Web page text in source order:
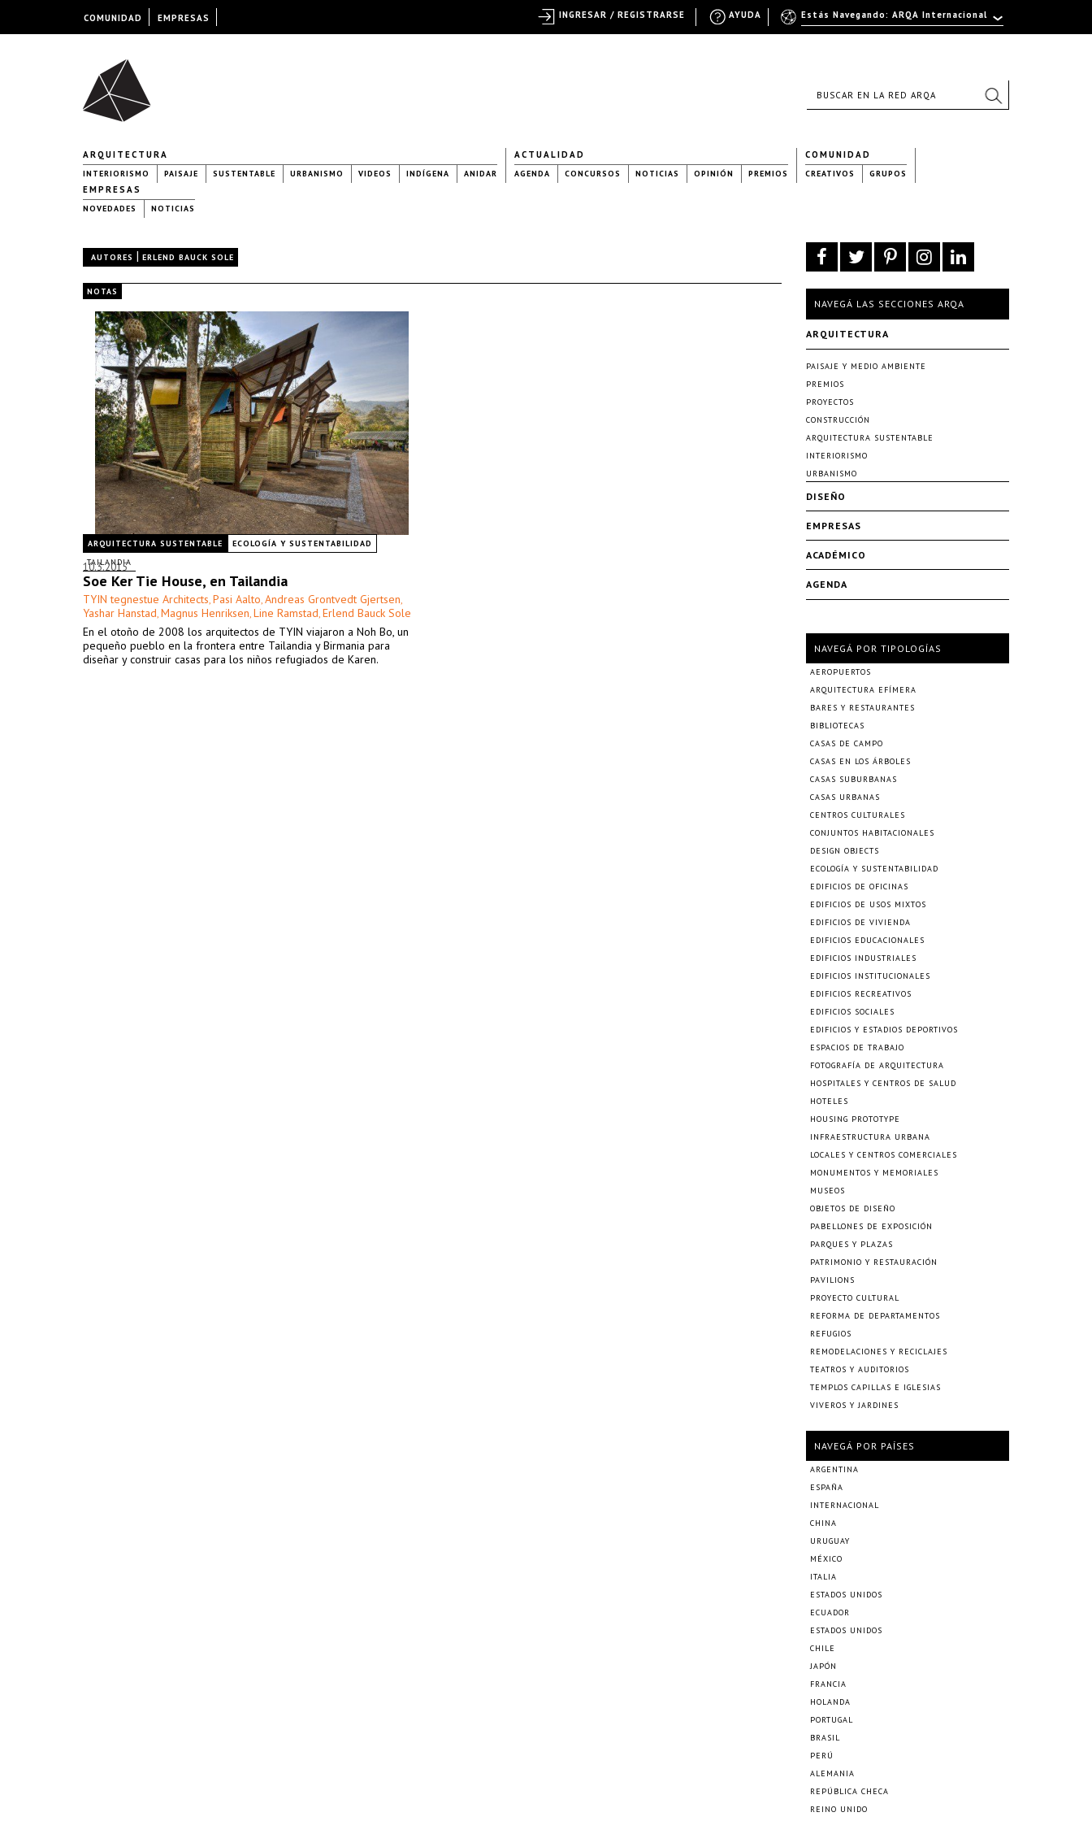
ARQUITECTURA
INTERIORISMO PAISAJE SUSTENTABLE URBANISMO VIDEOS INDÍGENA ANIDAR
ACTUALIDAD
AGENDA CONCURSOS NOTICIAS OPINIÓN PREMIOS
COMUNIDAD
CREATIVOS GRUPOS
EMPRESAS
NOVEDADES NOTICIAS
AUTORES | ERLEND BAUCK SOLE
NOTAS
ARQUITECTURA SUSTENTABLE
ECOLOGÍA Y SUSTENTABILIDAD
TAILANDIA
10.3.2015
Soe Ker Tie House, en Tailandia
TYIN tegnestue Architects, Pasi Aalto, Andreas Grontvedt Gjertsen,
Yashar Hanstad, Magnus Henriksen, Line Ramstad, Erlend Bauck Sole
En el otoño de 2008 los arquitectos de TYIN viajaron a Noh Bo, un
pequeño pueblo en la frontera entre Tailandia y Birmania para
diseñar y construir casas para los niños refugiados de Karen.
NAVEGÁ LAS SECCIONES ARQA
ARQUITECTURA
PAISAJE Y MEDIO AMBIENTE
PREMIOS
PROYECTOS
CONSTRUCCIÓN
ARQUITECTURA SUSTENTABLE
INTERIORISMO
URBANISMO
DISEÑO
EMPRESAS
ACADÉMICO
AGENDA
NAVEGÁ POR TIPOLOGÍAS
AEROPUERTOS
ARQUITECTURA EFÍMERA
BARES Y RESTAURANTES
BIBLIOTECAS
CASAS DE CAMPO
CASAS EN LOS ÁRBOLES
CASAS SUBURBANAS
CASAS URBANAS
CENTROS CULTURALES
CONJUNTOS HABITACIONALES
DESIGN OBJECTS
ECOLOGÍA Y SUSTENTABILIDAD
EDIFICIOS DE OFICINAS
EDIFICIOS DE USOS MIXTOS
EDIFICIOS DE VIVIENDA
EDIFICIOS EDUCACIONALES
EDIFICIOS INDUSTRIALES
EDIFICIOS INSTITUCIONALES
EDIFICIOS RECREATIVOS
EDIFICIOS SOCIALES
EDIFICIOS Y ESTADIOS DEPORTIVOS
ESPACIOS DE TRABAJO
FOTOGRAFÍA DE ARQUITECTURA
HOSPITALES Y CENTROS DE SALUD
HOTELES
HOUSING PROTOTYPE
INFRAESTRUCTURA URBANA
LOCALES Y CENTROS COMERCIALES
MONUMENTOS Y MEMORIALES
MUSEOS
OBJETOS DE DISEÑO
PABELLONES DE EXPOSICIÓN
PARQUES Y PLAZAS
PATRIMONIO Y RESTAURACIÓN
PAVILIONS
PROYECTO CULTURAL
REFORMA DE DEPARTAMENTOS
REFUGIOS
REMODELACIONES Y RECICLAJES
TEATROS Y AUDITORIOS
TEMPLOS CAPILLAS E IGLESIAS
VIVEROS Y JARDINES
NAVEGÁ POR PAÍSES
ARGENTINA
ESPAÑA
INTERNACIONAL
CHINA
URUGUAY
MÉXICO
ITALIA
ESTADOS UNIDOS
ECUADOR
ESTADOS UNIDOS
CHILE
JAPÓN
FRANCIA
HOLANDA
PORTUGAL
BRASIL
PERÚ
ALEMANIA
REPÚBLICA CHECA
REINO UNIDO
COMUNIDAD EMPRESAS Estás Navegando: ARQA Internacional
AYUDA
INGRESAR / REGISTRARSE